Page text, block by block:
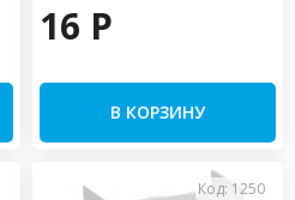
16 P
В КОРЗИНУ
Код: 1250